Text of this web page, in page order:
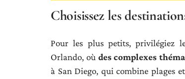
Choisissez les
Pour les plus petits, privilégiez
Orlando, où des complexes
à San Diego, qui combine plages